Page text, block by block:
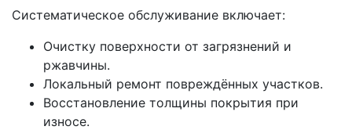
Систематическое обслуживание включает:
Очистку поверхности от загрязнений и
ржавчины.
Локальный ремонт повреждённых участков.
Восстановление толщины покрытия при
износе.